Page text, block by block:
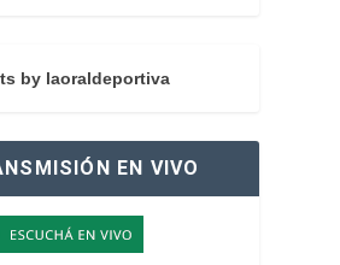
by laoraldeportiva
EN VIVO